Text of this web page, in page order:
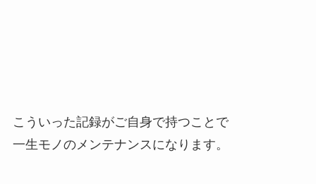
こういった記録がご自身で持つことで
一生モノのメンテナンスになります。